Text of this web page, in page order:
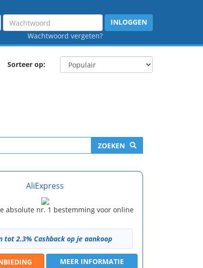
Wachtwoord
Wachtwoord vergeten?
INLOGGEN
Sorteer op:
ZOEKEN
AliExpress
absolute nr. 1 bestemming voor online
tot 2.3% Cashback op je aankoop
MEER INFORMATIE